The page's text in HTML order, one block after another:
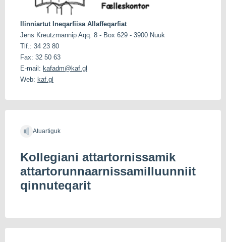
Ilinniartut Ineqarfiisa Allaffeqarfiat
Jens Kreutzmannip Aqq. 8 - Box 629 - 3900 Nuuk
Tlf.: 34 23 80
Fax: 32 50 63
E-mail: kafadm@kaf.gl
Web: kaf.gl
Atuartiguk
Kollegiani attartornissamik
attartorunnaarnissamilluunniit
qinnuteqarit